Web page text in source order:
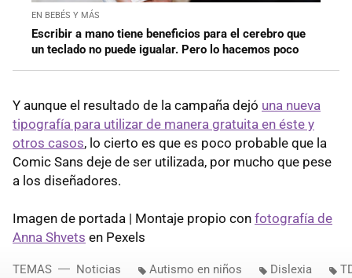
EN BEBÉS Y MÁS
Escribir a mano tiene beneficios para el cerebro que
un teclado no puede igualar. Pero lo hacemos poco
Y aunque el resultado de la campaña dejó una nueva
tipografía para utilizar de manera gratuita en éste y
otros casos, lo cierto es que es poco probable que la
Comic Sans deje de ser utilizada, por mucho que pese
a los diseñadores.
Imagen de portada | Montaje propio con fotografía de
Anna Shvets en Pexels
TEMAS Noticias Autismo en niños Dislexia